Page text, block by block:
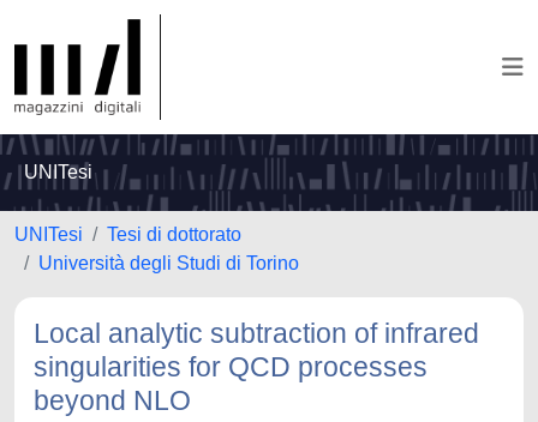
UNITesi
UNITesi
Tesi di dottorato
Università degli Studi di Torino
Local analytic subtraction of infrared
singularities for QCD processes
beyond NLO